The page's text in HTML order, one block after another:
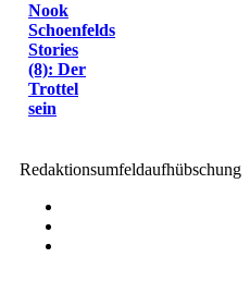
Nook
Schoenfelds
Stories
(8): Der
Trottel
sein
Redaktionsumfeldaufhübschung